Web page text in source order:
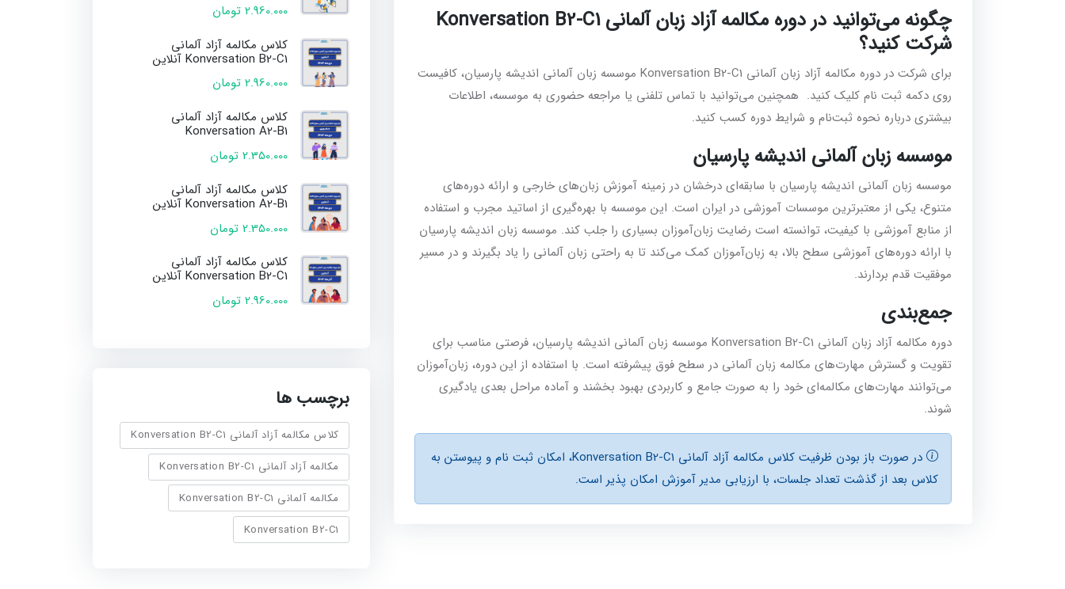
چگونه می‌توانید در دوره مکالمه آزاد زبان آلمانی Konversation B2-C1
شرکت کنید؟
برای شرکت در دوره مکالمه آزاد زبان آلمانی Konversation B2-C1 موسسه زبان آلمانی اندیشه پارسیان، کافیست
روی دکمه ثبت نام کلیک کنید. همچنین می‌توانید با تماس تلفنی یا مراجعه حضوری به موسسه، اطلاعات
بیشتری درباره نحوه ثبت‌نام و شرایط دوره کسب کنید.
موسسه زبان آلمانی اندیشه پارسیان
موسسه زبان آلمانی اندیشه پارسیان با سابقه‌ای درخشان در زمینه آموزش زبان‌های خارجی و ارائه دوره‌های
متنوع، یکی از معتبرترین موسسات آموزشی در ایران است. این موسسه با بهره‌گیری از اساتید مجرب و استفاده
از منابع آموزشی با کیفیت، توانسته است رضایت زبان‌آموزان بسیاری را جلب کند. موسسه زبان اندیشه پارسیان
با ارائه دوره‌های آموزشی سطح بالا، به زبان‌آموزان کمک می‌کند تا به راحتی زبان آلمانی را یاد بگیرند و در مسیر
موفقیت قدم بردارند.
جمع‌بندی
دوره مکالمه آزاد زبان آلمانی Konversation B2-C1 موسسه زبان آلمانی اندیشه پارسیان، فرصتی مناسب برای
تقویت و گسترش مهارت‌های مکالمه زبان آلمانی در سطح فوق پیشرفته است. با استفاده از این دوره، زبان‌آموزان
می‌توانند مهارت‌های مکالمه‌ای خود را به صورت جامع و کاربردی بهبود بخشند و آماده مراحل بعدی یادگیری
شوند.
در صورت باز بودن ظرفيت کلاس مکالمه آزاد آلمانی Konversation B2-C1، امكان ثبت نام و پیوستن به
کلاس بعد از گذشت تعداد جلسات، با ارزيابی مدير آموزش امكان پذير است.
2.960.000 تومان
کلاس مکالمه آزاد آلمانی
Konversation B2-C1 آنلاین
2.960.000 تومان
کلاس مکالمه آزاد آلمانی
Konversation A2-B1
2.350.000 تومان
کلاس مکالمه آزاد آلمانی
Konversation A2-B1 آنلاین
2.350.000 تومان
کلاس مکالمه آزاد آلمانی
Konversation B2-C1 آنلاین
2.960.000 تومان
برچسب ها
کلاس مکالمه آزاد آلمانی Konversation B2-C1
مکالمه آزاد آلمانی Konversation B2-C1
مکالمه آلمانی Konversation B2-C1
Konversation B2-C1